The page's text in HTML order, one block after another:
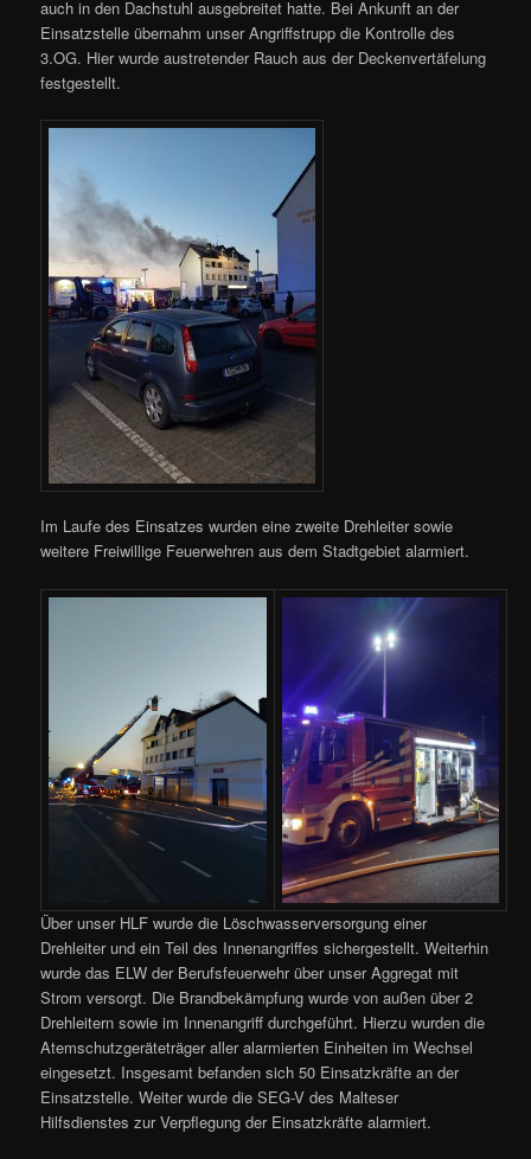
auch in den Dachstuhl ausgebreitet hatte. Bei Ankunft an der
Einsatzstelle übernahm unser Angriffstrupp die Kontrolle des
3.OG. Hier wurde austretender Rauch aus der Deckenvertäfelung
festgestellt.
Im Laufe des Einsatzes wurden eine zweite Drehleiter sowie
weitere Freiwillige Feuerwehren aus dem Stadtgebiet alarmiert.
Über unser HLF wurde die Löschwasserversorgung einer
Drehleiter und ein Teil des Innenangriffes sichergestellt. Weiterhin
wurde das ELW der Berufsfeuerwehr über unser Aggregat mit
Strom versorgt. Die Brandbekämpfung wurde von außen über 2
Drehleitern sowie im Innenangriff durchgeführt. Hierzu wurden die
Atemschutzgeräteträger aller alarmierten Einheiten im Wechsel
eingesetzt. Insgesamt befanden sich 50 Einsatzkräfte an der
Einsatzstelle. Weiter wurde die SEG-V des Malteser
Hilfsdienstes zur Verpflegung der Einsatzkräfte alarmiert.